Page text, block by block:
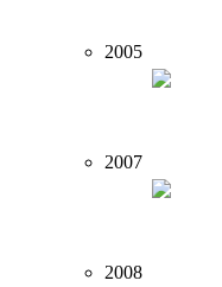
2005
2007
2008